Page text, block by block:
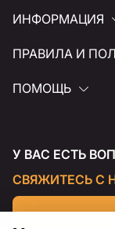
ИНФОРМАЦИЯ
ПРАВИЛА И
ПОМОЩЬ
У ВАС ЕСТЬ
СВЯЖИТЕСЬ С